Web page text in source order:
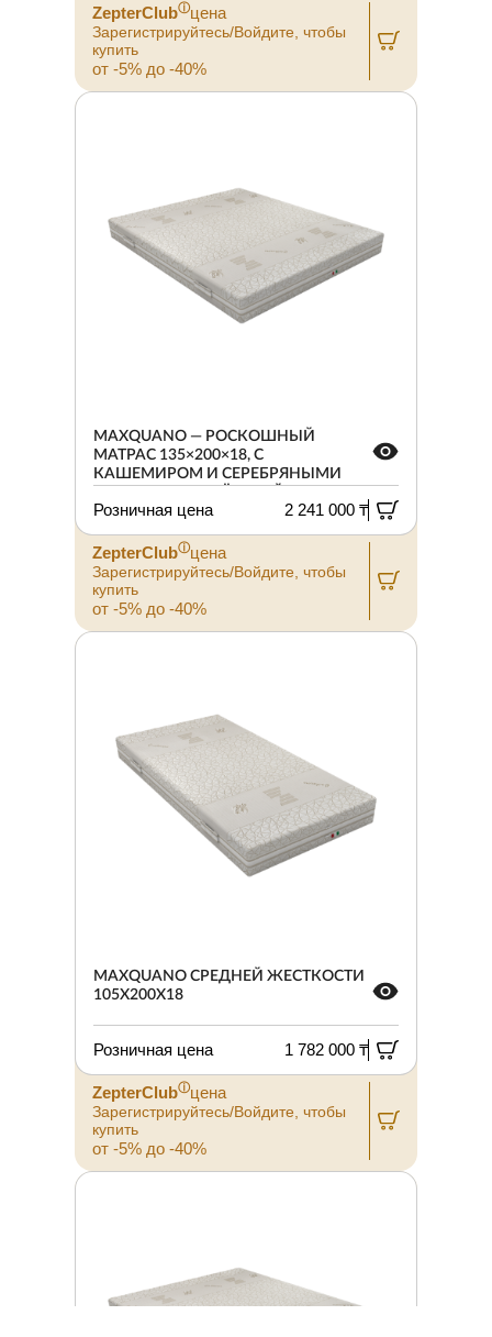
ZepterClubⓘцена
Зарегистрируйтесь/Войдите, чтобы
купить
от -5% до -40%
MAXQUANO — РОСКОШНЫЙ
МАТРАС 135×200×18, С
КАШЕМИРОМ И СЕРЕБРЯНЫМИ
Розничная цена 2 241 000 ₸
ZepterClubⓘцена
Зарегистрируйтесь/Войдите, чтобы
купить
от -5% до -40%
MAXQUANO СРЕДНЕЙ ЖЕСТКОСТИ
105X200X18
Розничная цена 1 782 000 ₸
ZepterClubⓘцена
Зарегистрируйтесь/Войдите, чтобы
купить
от -5% до -40%